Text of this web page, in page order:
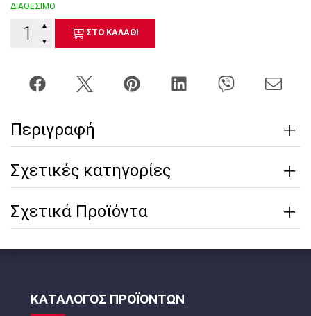
ΔΙΑΘΕΣΙΜΟ
▼
▲
ΣΤΟ ΚΑΛΑΘΙ
Περιγραφή
Σχετικές κατηγορίες
Σχετικά Προϊόντα
ΚΑΤΑΛΟΓΟΣ ΠΡΟΪΟΝΤΩΝ